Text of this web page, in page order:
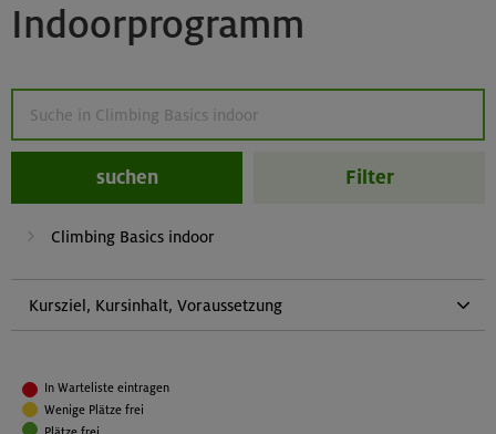
Indoorprogramm
suchen Filter
Climbing Basics indoor
Kursziel, Kursinhalt, Voraussetzung
Kursinhalt:
In Warteliste eintragen
Wenige Plätze frei